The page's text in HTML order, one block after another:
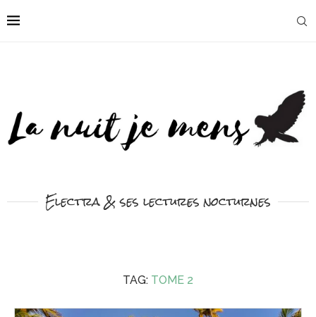
Electra & ses lectures nocturnes
TAG: TOME 2